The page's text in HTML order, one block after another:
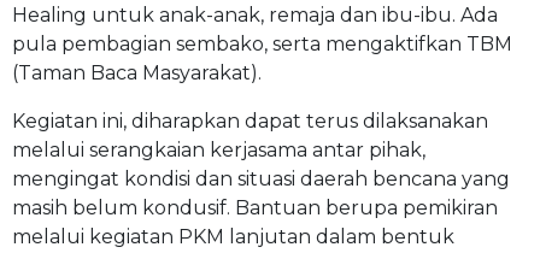
Healing untuk anak-anak, remaja dan ibu-ibu. Ada
pula pembagian sembako, serta mengaktifkan TBM
(Taman Baca Masyarakat).
Kegiatan ini, diharapkan dapat terus dilaksanakan
melalui serangkaian kerjasama antar pihak,
mengingat kondisi dan situasi daerah bencana yang
masih belum kondusif. Bantuan berupa pemikiran
melalui kegiatan PKM lanjutan dalam bentuk